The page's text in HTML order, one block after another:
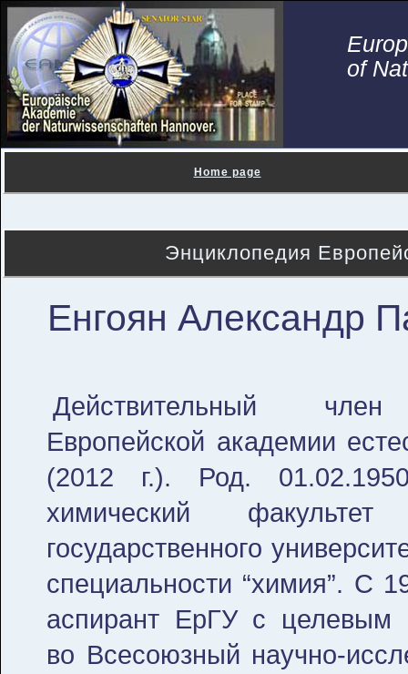
of
Home page
Энциклопедия
Енгоян Александр
Действительный
Европейской академии
(2012 г.). Род.
химический факультет
государственного
специальности “химия”. С
аспирант ЕрГУ с целевым
во Всесоюзный научно-